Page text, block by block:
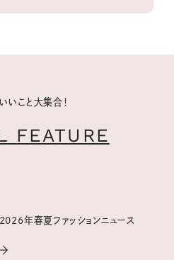
いこと大集合！
FEATURE
2026年春夏ファッションニュース